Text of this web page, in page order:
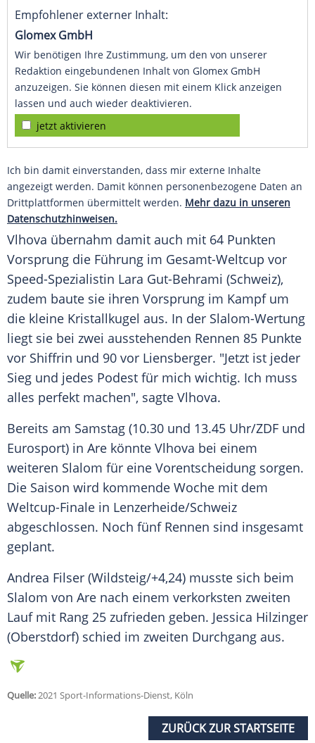
Empfohlener externer Inhalt:
Glomex GmbH
Wir benötigen Ihre Zustimmung, um den von unserer
Redaktion eingebundenen Inhalt von Glomex GmbH
anzuzeigen. Sie können diesen mit einem Klick anzeigen
lassen und auch wieder deaktivieren.
jetzt aktivieren
Ich bin damit einverstanden, dass mir externe Inhalte
angezeigt werden. Damit können personenbezogene Daten an
Drittplattformen übermittelt werden. Mehr dazu in unseren
Datenschutzhinweisen.
Vlhova übernahm damit auch mit 64 Punkten
Vorsprung die Führung im Gesamt-Weltcup vor
Speed-Spezialistin Lara Gut-Behrami (Schweiz),
zudem baute sie ihren Vorsprung im Kampf um
die kleine Kristallkugel aus. In der Slalom-Wertung
liegt sie bei zwei ausstehenden Rennen 85 Punkte
vor Shiffrin und 90 vor Liensberger. "Jetzt ist jeder
Sieg und jedes Podest für mich wichtig. Ich muss
alles perfekt machen", sagte Vlhova.
Bereits am Samstag (10.30 und 13.45 Uhr/ZDF und
Eurosport) in Are könnte Vlhova bei einem
weiteren Slalom für eine Vorentscheidung sorgen.
Die Saison wird kommende Woche mit dem
Weltcup-Finale in Lenzerheide/Schweiz
abgeschlossen. Noch fünf Rennen sind insgesamt
geplant.
Andrea Filser (Wildsteig/+4,24) musste sich beim
Slalom von Are nach einem verkorksten zweiten
Lauf mit Rang 25 zufrieden geben. Jessica Hilzinger
(Oberstdorf) schied im zweiten Durchgang aus.
Quelle:2021 Sport-Informations-Dienst, Köln
ZURÜCK ZUR STARTSEITE